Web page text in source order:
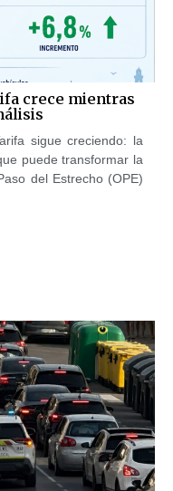
crece mientras
sigue creciendo: la
puede transformar la
del Estrecho (OPE)